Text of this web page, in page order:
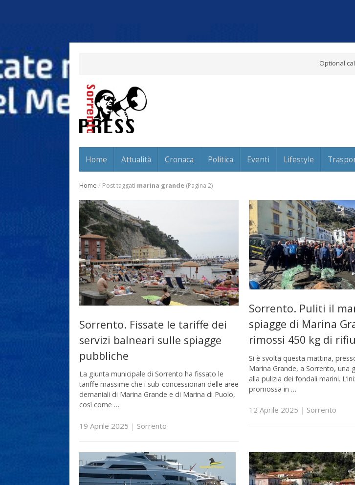
Optional
Home Attualità Cronaca Politica Eventi Lifestyle
Home / Post taggati marina grande (Pagina 2)
Sorrento. Fissate le tariffe dei
servizi balneari sulle spiagge
pubbliche
La giunta municipale di Sorrento ha fissato le
tariffe massime che i sub-concessionari delle aree
demaniali di Marina Grande e di Marina di Puolo,
così come …
19 Aprile 2025 | Sorrento
Sorrento. Puliti il
spiagge di Marina
rimossi 450 kg di
Si è svolta questa mattina,
Marina Grande, a Sorrento, una
alla pulizia dei fondali marini.
promossa in …
12 Aprile 2025 | Sorrento